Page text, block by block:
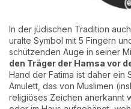
In der jüdischen Tradition
uralte Symbol mit 5 Fingern
schützenden Auge in seiner
den Träger der Hamsa vor
Hand der Fatima ist daher ein
Amulett, das von Muslimen
religiöses Zeichen anerkannt